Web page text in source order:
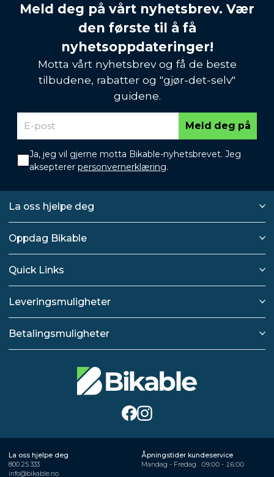
Meld deg på vårt nyhetsbrev. Vær
den første til å få
nyhetsoppdateringer!
Motta vårt nyhetsbrev og få de beste
tilbudene, rabatter og "gjør-det-selv"
guidene.
Meld deg på
Ja, jeg vil gjerne motta Bikable-nyhetsbrevet. Jeg
aksepterer personvernerklæring.
La oss hjelpe deg
Oppdag Bikable
Quick Links
Leveringsmuligheter
Betalingsmuligheter
La oss hjelpe deg
800 25 333
info@bikable.no
Åpningstider kundeservice
Mandag - Fredag
09:00 - 16:00